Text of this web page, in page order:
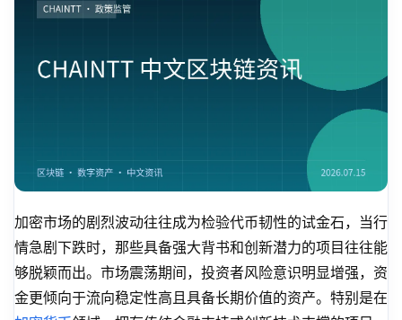
加密市场的剧烈波动往往成为检验代币韧性的试金石，当行
情急剧下跌时，那些具备强大背书和创新潜力的项目往往能
够脱颖而出。市场震荡期间，投资者风险意识明显增强，资
金更倾向于流向稳定性高且具备长期价值的资产。特别是在